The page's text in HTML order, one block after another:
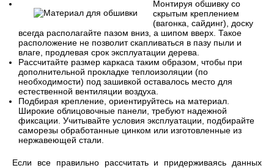
Монтируя обшивку со
скрытым креплением
(вагонка, сайдинг), доску
всегда располагайте пазом вниз, а шипом вверх. Такое
расположение не позволит скапливаться в пазу пыли и
влаге, продлевая срок эксплуатации дерева.
Рассчитайте размер каркаса таким образом, чтобы при
дополнительной прокладке теплоизоляции (по
необходимости) под зашивкой оставалось место для
естественной вентиляции воздуха.
Подбирая крепление, ориентируйтесь на материал.
Широкие облицовочные панели, требуют надежной
фиксации. Учитывайте условия эксплуатации, подбирайте
саморезы обработанные цинком или изготовленные из
нержавеющей стали.
Если все правильно рассчитать и придерживаясь данных